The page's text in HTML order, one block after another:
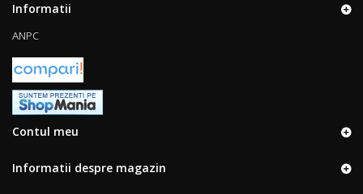
Informatii
ANPC
Contul meu
Informatii despre magazin